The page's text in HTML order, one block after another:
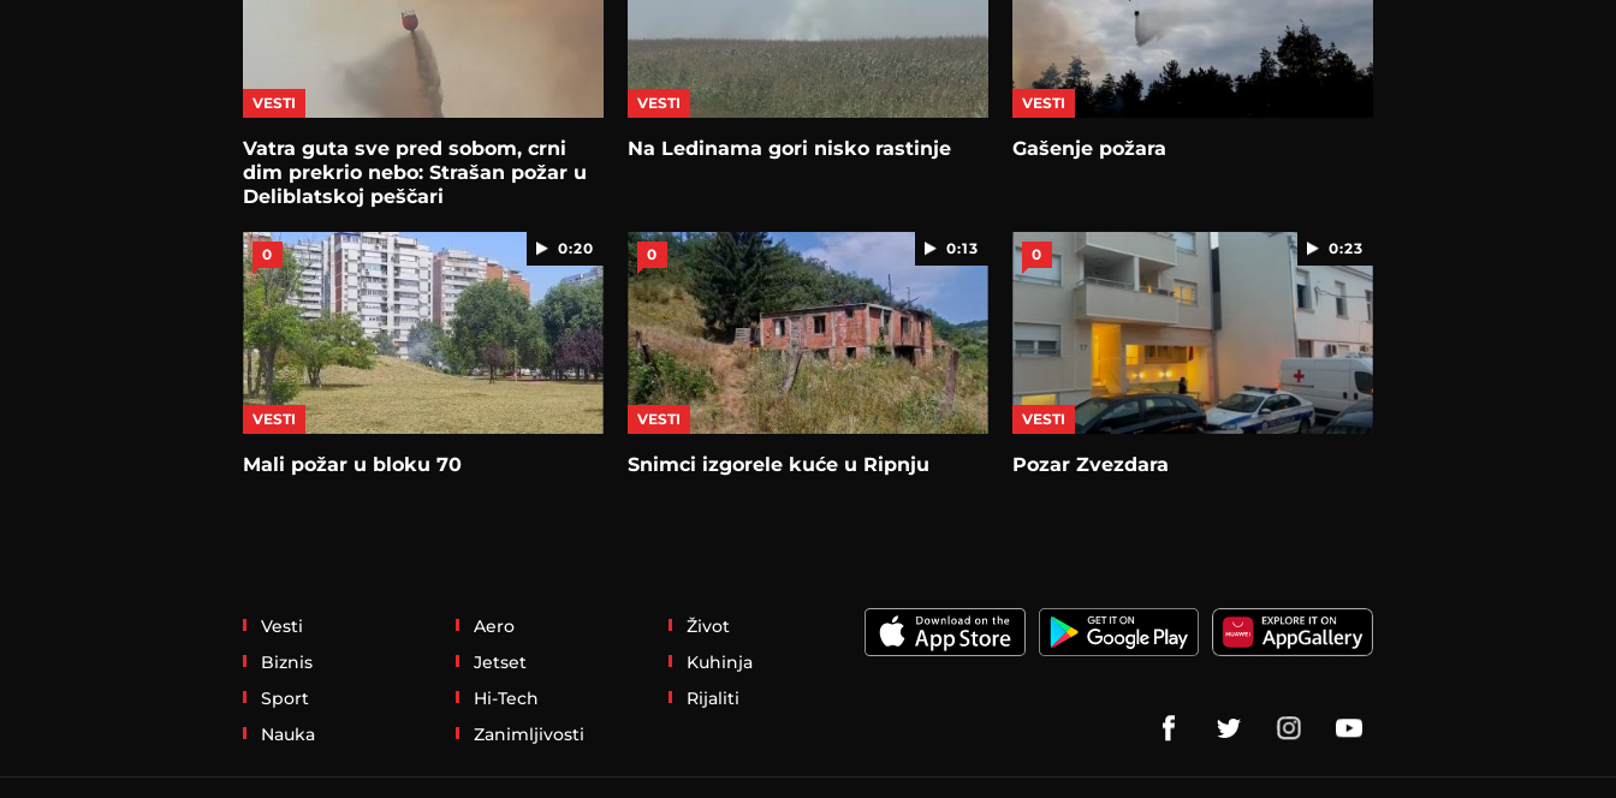
VESTI
Vatra guta sve pred sobom, crni
dim prekrio nebo: Strašan požar u
Deliblatskoj peščari
VESTI
Na Ledinama gori nisko rastinje
VESTI
Gašenje požara
0:20
0
VESTI
Mali požar u bloku 70
0:13
0
VESTI
Snimci izgorele kuće u Ripnju
0:23
0
VESTI
Pozar Zvezdara
Vesti
Biznis
Sport
Nauka
Aero
Jetset
Hi-Tech
Zanimljivosti
Život
Kuhinja
Rijaliti